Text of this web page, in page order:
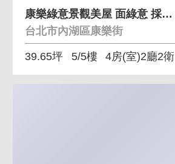
康樂綠意景觀美屋 面綠意 採光通風佳
台北市內湖區康樂街
39.65坪 5/5樓 4房(室)2廳2衛